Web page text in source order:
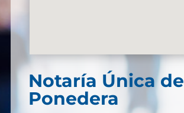
Notaría Única de
Ponedera